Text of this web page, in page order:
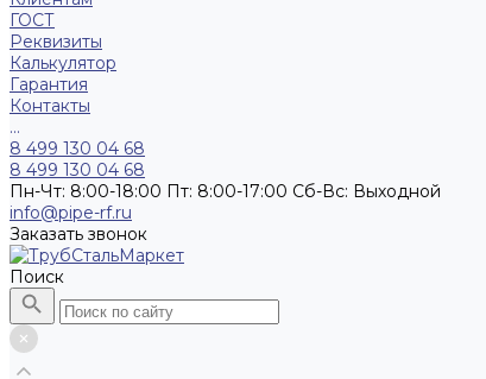
ГОСТ
Реквизиты
Калькулятор
Гарантия
Контакты
...
8 499 130 04 68
8 499 130 04 68
Пн-Чт: 8:00-18:00 Пт: 8:00-17:00 Сб-Вс: Выходной
info@pipe-rf.ru
Заказать звонок
Поиск